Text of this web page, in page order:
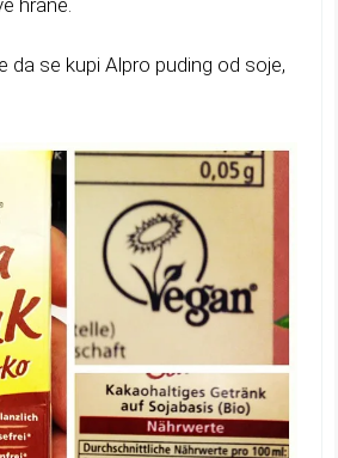
da se kupi Alpro puding od soje,